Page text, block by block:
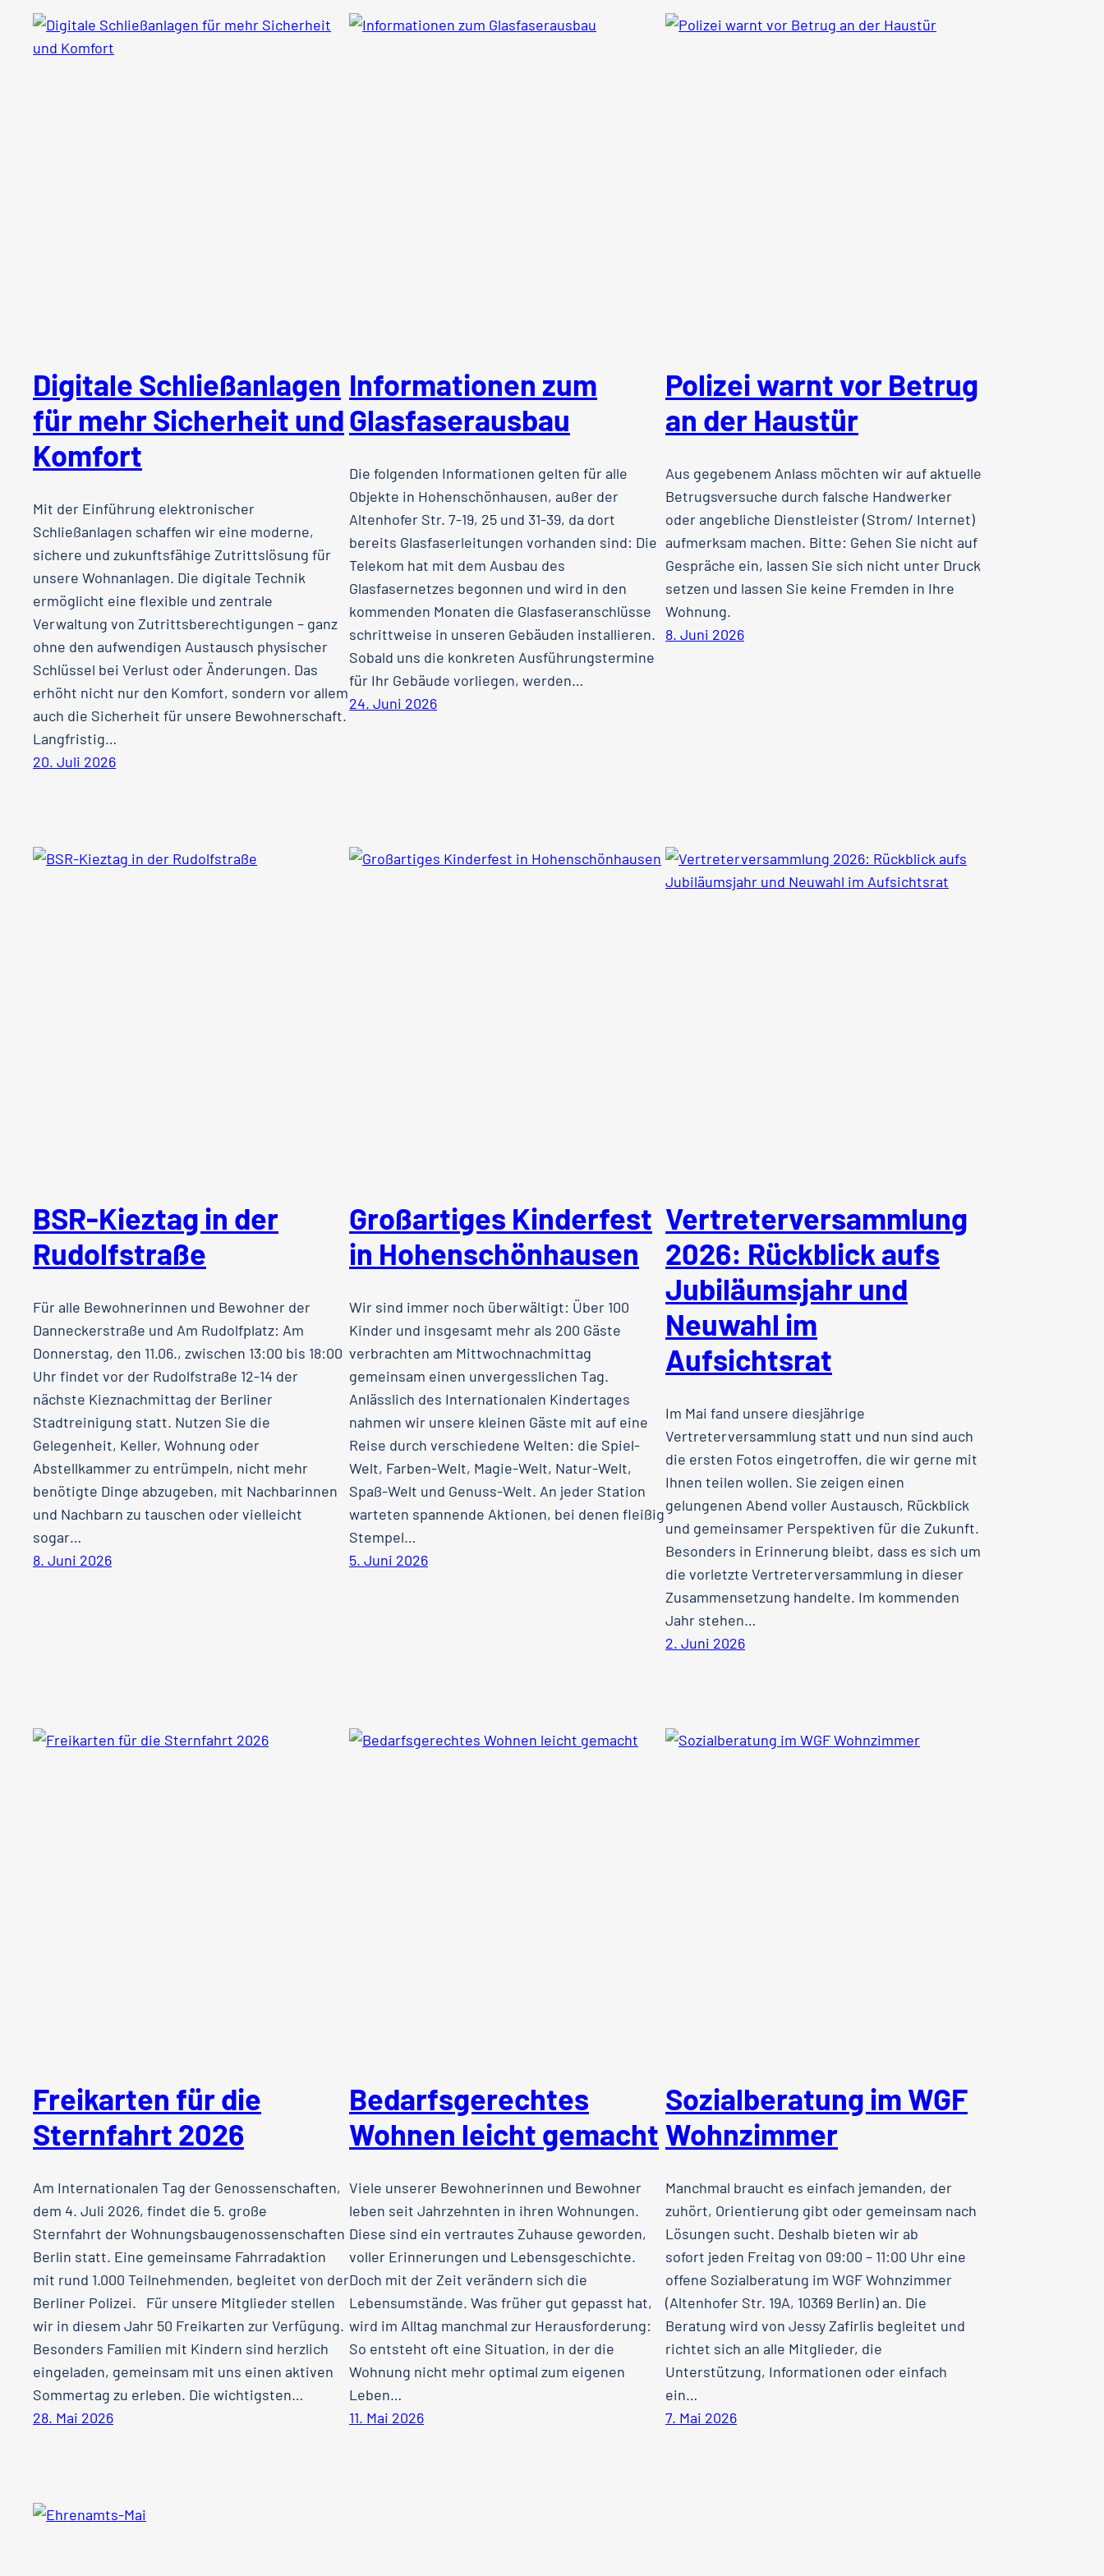
Digitale Schließanlagen
für mehr Sicherheit und
Komfort
Mit der Einführung elektronischer
Schließanlagen schaffen wir eine moderne,
sichere und zukunftsfähige Zutrittslösung für
unsere Wohnanlagen. Die digitale Technik
ermöglicht eine flexible und zentrale
Verwaltung von Zutrittsberechtigungen – ganz
ohne den aufwendigen Austausch physischer
Schlüssel bei Verlust oder Änderungen. Das
erhöht nicht nur den Komfort, sondern vor allem
auch die Sicherheit für unsere Bewohnerschaft.
Langfristig…
20. Juli 2026
Informationen zum
Glasfaserausbau
Die folgenden Informationen gelten für alle
Objekte in Hohenschönhausen, außer der
Altenhofer Str. 7-19, 25 und 31-39, da dort
bereits Glasfaserleitungen vorhanden sind: Die
Telekom hat mit dem Ausbau des
Glasfasernetzes begonnen und wird in den
kommenden Monaten die Glasfaseranschlüsse
schrittweise in unseren Gebäuden installieren.
Sobald uns die konkreten Ausführungstermine
für Ihr Gebäude vorliegen, werden…
24. Juni 2026
Polizei warnt vor Betrug
an der Haustür
Aus gegebenem Anlass möchten wir auf aktuelle
Betrugsversuche durch falsche Handwerker
oder angebliche Dienstleister (Strom/ Internet)
aufmerksam machen. Bitte: Gehen Sie nicht auf
Gespräche ein, lassen Sie sich nicht unter Druck
setzen und lassen Sie keine Fremden in Ihre
Wohnung.
8. Juni 2026
BSR-Kieztag in der
Rudolfstraße
Für alle Bewohnerinnen und Bewohner der
Danneckerstraße und Am Rudolfplatz: Am
Donnerstag, den 11.06., zwischen 13:00 bis 18:00
Uhr findet vor der Rudolfstraße 12-14 der
nächste Kieznachmittag der Berliner
Stadtreinigung statt. Nutzen Sie die
Gelegenheit, Keller, Wohnung oder
Abstellkammer zu entrümpeln, nicht mehr
benötigte Dinge abzugeben, mit Nachbarinnen
und Nachbarn zu tauschen oder vielleicht
sogar…
8. Juni 2026
Großartiges Kinderfest
in Hohenschönhausen
Wir sind immer noch überwältigt: Über 100
Kinder und insgesamt mehr als 200 Gäste
verbrachten am Mittwochnachmittag
gemeinsam einen unvergesslichen Tag.
Anlässlich des Internationalen Kindertages
nahmen wir unsere kleinen Gäste mit auf eine
Reise durch verschiedene Welten: die Spiel-
Welt, Farben-Welt, Magie-Welt, Natur-Welt,
Spaß-Welt und Genuss-Welt. An jeder Station
warteten spannende Aktionen, bei denen fleißig
Stempel…
5. Juni 2026
Vertreterversammlung
2026: Rückblick aufs
Jubiläumsjahr und
Neuwahl im
Aufsichtsrat
Im Mai fand unsere diesjährige
Vertreterversammlung statt und nun sind auch
die ersten Fotos eingetroffen, die wir gerne mit
Ihnen teilen wollen. Sie zeigen einen
gelungenen Abend voller Austausch, Rückblick
und gemeinsamer Perspektiven für die Zukunft.
Besonders in Erinnerung bleibt, dass es sich um
die vorletzte Vertreterversammlung in dieser
Zusammensetzung handelte. Im kommenden
Jahr stehen…
2. Juni 2026
Freikarten für die
Sternfahrt 2026
Am Internationalen Tag der Genossenschaften,
dem 4. Juli 2026, findet die 5. große
Sternfahrt der Wohnungsbaugenossenschaften
Berlin statt. Eine gemeinsame Fahrradaktion
mit rund 1.000 Teilnehmenden, begleitet von der
Berliner Polizei. Für unsere Mitglieder stellen
wir in diesem Jahr 50 Freikarten zur Verfügung.
Besonders Familien mit Kindern sind herzlich
eingeladen, gemeinsam mit uns einen aktiven
Sommertag zu erleben. Die wichtigsten…
28. Mai 2026
Bedarfsgerechtes
Wohnen leicht gemacht
Viele unserer Bewohnerinnen und Bewohner
leben seit Jahrzehnten in ihren Wohnungen.
Diese sind ein vertrautes Zuhause geworden,
voller Erinnerungen und Lebensgeschichte.
Doch mit der Zeit verändern sich die
Lebensumstände. Was früher gut gepasst hat,
wird im Alltag manchmal zur Herausforderung:
So entsteht oft eine Situation, in der die
Wohnung nicht mehr optimal zum eigenen
Leben…
11. Mai 2026
Sozialberatung im WGF
Wohnzimmer
Manchmal braucht es einfach jemanden, der
zuhört, Orientierung gibt oder gemeinsam nach
Lösungen sucht. Deshalb bieten wir ab
sofort jeden Freitag von 09:00 – 11:00 Uhr eine
offene Sozialberatung im WGF Wohnzimmer
(Altenhofer Str. 19A, 10369 Berlin) an. Die
Beratung wird von Jessy Zafirlis begleitet und
richtet sich an alle Mitglieder, die
Unterstützung, Informationen oder einfach
ein…
7. Mai 2026